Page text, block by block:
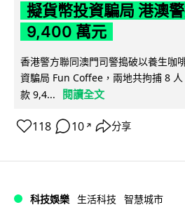
擬貨幣投資騙局 港澳
9,400 萬元
香港警方聯同澳門司警搗破以養生咖
資騙局 Fun Coffee，兩地共拘捕 8
款 9,4...
閱讀全文
118 10 ↗ 分享
科技娛樂 生活科技 智慧城市